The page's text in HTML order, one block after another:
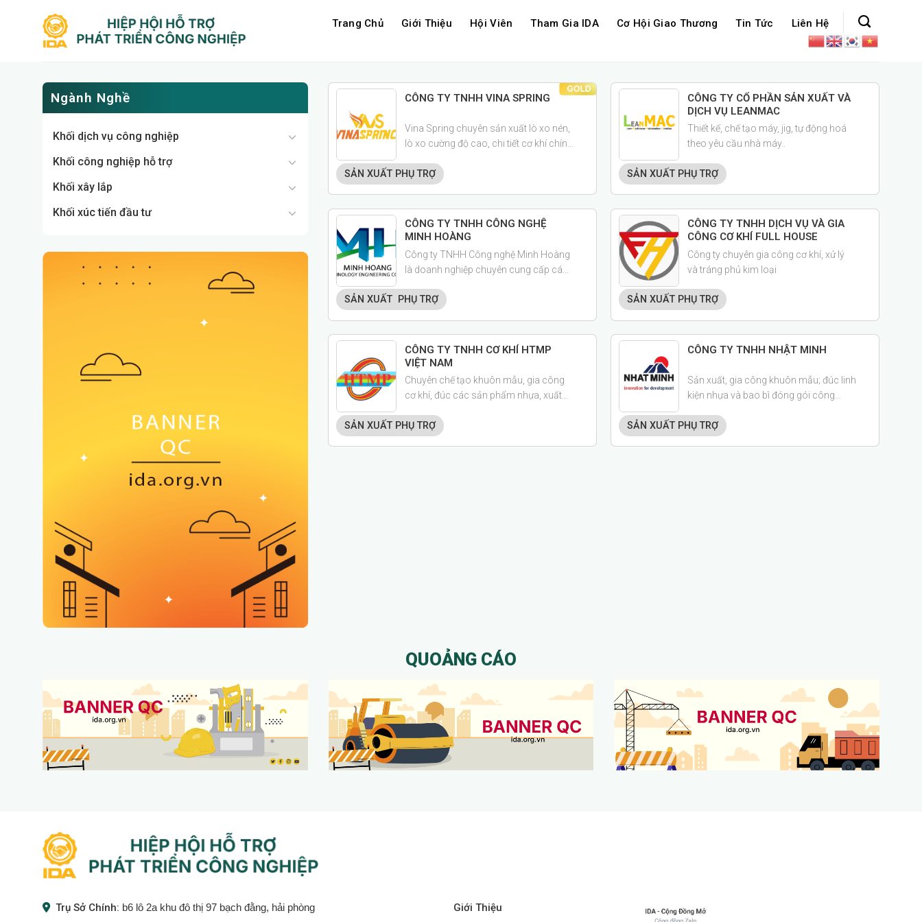
Trang Chủ Giới Thiệu Hội Viên Tham Gia IDA Cơ Hội Giao Thương Tin Tức Liên Hệ
Ngành Nghề
Khối dịch vụ công nghiệp
Khối công nghiệp hỗ trợ
Khối xây lắp
Khối xúc tiến đầu tư
CÔNG TY TNHH VINA SPRING
SẢN XUẤT PHỤ TRỢ
Vina Spring chuyên sản xuất lò xo nén,
lò xo cường độ cao, chi tiết cơ khí chính
CÔNG TY CỔ PHẦN SẢN XUẤT VÀ
DỊCH VỤ LEANMAC
SẢN XUẤT PHỤ TRỢ
Thiết kế, chế tạo máy, jig, tự động hoá
theo yêu cầu nhà máy..
CÔNG TY TNHH CÔNG NGHỆ
MINH HOÀNG
SẢN XUẤT PHỤ TRỢ
Công ty TNHH Công nghệ Minh Hoàng
là doanh nghiệp chuyên cung cấp các
hệ thống tự động và gia công đồ gá, chi
CÔNG TY TNHH DỊCH VỤ VÀ GIA
CÔNG CƠ KHÍ FULL HOUSE
SẢN XUẤT PHỤ TRỢ
Công ty chuyên gia công cơ khí, xử lý
và tráng phủ kim loại
CÔNG TY TNHH CƠ KHÍ HTMP
VIỆT NAM
SẢN XUẤT PHỤ TRỢ
Chuyên chế tạo khuôn mẫu, gia công
cơ khí, đúc các sản phẩm nhựa, xuất
doanh.
CÔNG TY TNHH NHẬT MINH
SẢN XUẤT PHỤ TRỢ
Sản xuất, gia công khuôn mẫu; đúc linh
kiện nhựa và bao bì đóng gói công
điện/ điện tử, ô tô/ xe máy …
QUOẢNG CÁO
Trụ Sở Chính: b6 lô 2a khu đô thị 97 bạch đằng, hải phòng Giới Thiệu